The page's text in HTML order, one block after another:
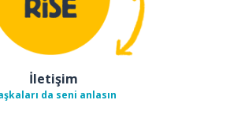
İletişim
da seni anlasın